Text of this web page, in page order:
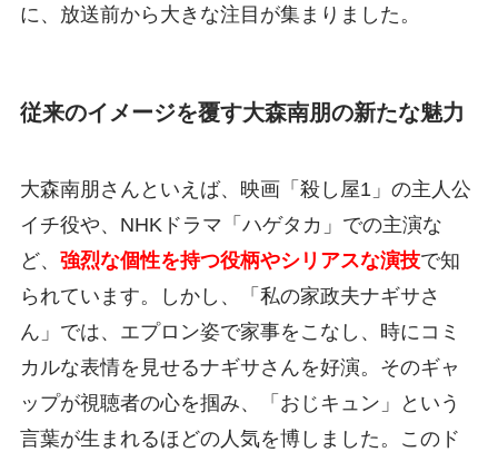
に、放送前から大きな注目が集まりました。
従来のイメージを覆す大森南朋の新たな魅力
大森南朋さんといえば、映画「殺し屋1」の主人公
イチ役や、NHKドラマ「ハゲタカ」での主演な
ど、 強烈な個性を持つ役柄やシリアスな演技で知
られています。しかし、「私の家政夫ナギサさ
ん」では、エプロン姿で家事をこなし、時にコミ
カルな表情を見せるナギサさんを好演。そのギャ
ップが視聴者の心を掴み、「おじキュン」という
言葉が生まれるほどの人気を博しました。このド